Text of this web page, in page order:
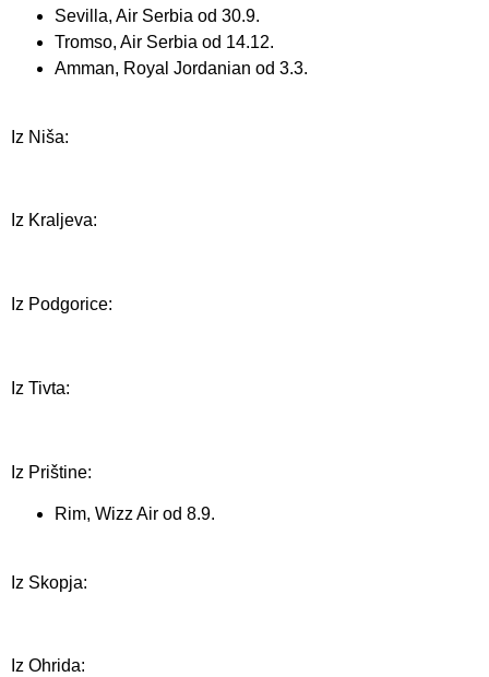
Sevilla, Air Serbia od 30.9.
Tromso, Air Serbia od 14.12.
Amman, Royal Jordanian od 3.3.
Iz Niša:
Iz Kraljeva:
Iz Podgorice:
Iz Tivta:
Iz Prištine:
Rim, Wizz Air od 8.9.
Iz Skopja:
Iz Ohrida: